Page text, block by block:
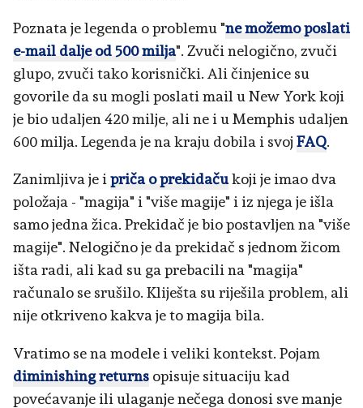
Poznata je legenda o problemu "ne možemo poslati
e-mail dalje od 500 milja". Zvuči nelogično, zvuči
glupo, zvuči tako korisnički. Ali činjenice su
govorile da su mogli poslati mail u New York koji
je bio udaljen 420 milje, ali ne i u Memphis udaljen
600 milja. Legenda je na kraju dobila i svoj FAQ.
Zanimljiva je ipriča o prekidačukoji je imao dva
položaja - "magija" i "više magije" i iz njega je išla
samo jedna žica. Prekidač je bio postavljen na "više
magije". Nelogično je da prekidač s jednom žicom
išta radi, ali kad su ga prebacili na "magija"
računalo se srušilo. Kliješta su riješila problem, ali
nije otkriveno kakva je to magija bila.
Vratimo se na modele i veliki kontekst. Pojam
diminishing returns opisuje situaciju kad
povećavanje ili ulaganje nečega donosi sve manje